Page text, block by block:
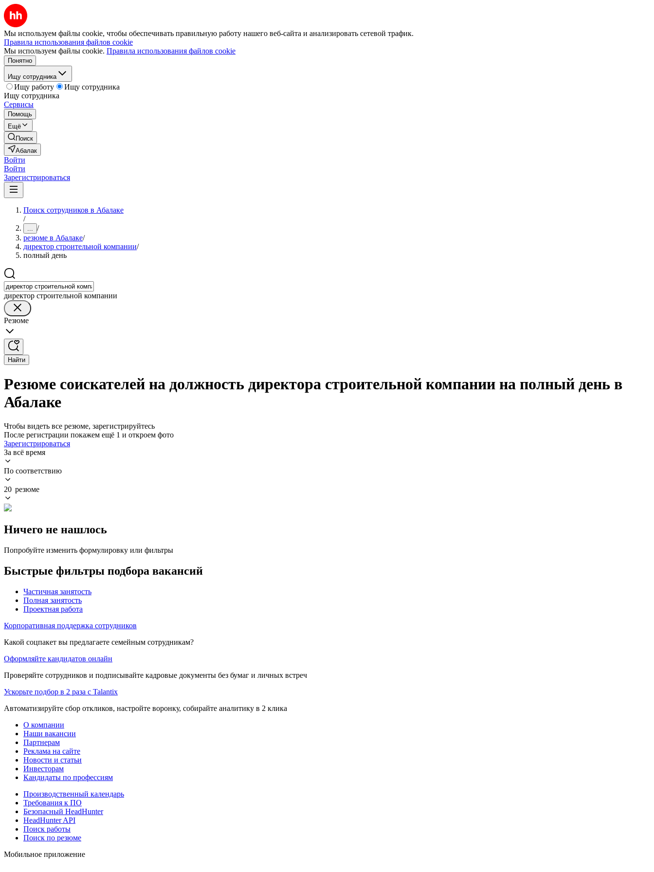
Мы используем файлы cookie, чтобы обеспечивать правильную работу нашего веб-сайта и анализировать сетевой трафик.
Правила использования файлов cookie
Мы используем файлы cookie. Правила использования файлов cookie
Понятно
Ищу сотрудника
Ищу работу
Ищу сотрудника
Ищу сотрудника
Сервисы
Помощь
Ещё
Поиск
Абалак
Войти
Войти
Зарегистрироваться
Поиск сотрудников в Абалаке
/
... /
резюме в Абалаке/
директор строительной компании/
полный день
директор строительной компании
Резюме
Найти
Резюме соискателей на должность директора строительной компании на полный день в
Абалаке
Чтобы видеть все резюме, зарегистрируйтесь
После регистрации покажем ещё 1 и откроем фото
Зарегистрироваться
За всё время
По соответствию
20 резюме
Ничего не нашлось
Попробуйте изменить формулировку или фильтры
Быстрые фильтры подбора вакансий
Частичная занятость
Полная занятость
Проектная работа
Корпоративная поддержка сотрудников
Какой соцпакет вы предлагаете семейным сотрудникам?
Оформляйте кандидатов онлайн
Проверяйте сотрудников и подписывайте кадровые документы без бумаг и личных встреч
Ускорьте подбор в 2 раза с Talantix
Автоматизируйте сбор откликов, настройте воронку, собирайте аналитику в 2 клика
О компании
Наши вакансии
Партнерам
Реклама на сайте
Новости и статьи
Инвесторам
Кандидаты по профессиям
Производственный календарь
Требования к ПО
Безопасный HeadHunter
HeadHunter API
Поиск работы
Поиск по резюме
Мобильное приложение